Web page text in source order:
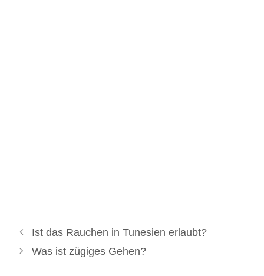
Ist das Rauchen in Tunesien erlaubt?
Was ist zügiges Gehen?